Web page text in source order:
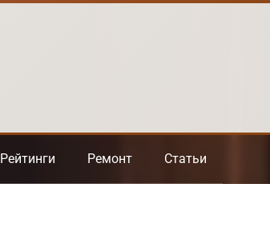
Рейтинги Ремонт Статьи